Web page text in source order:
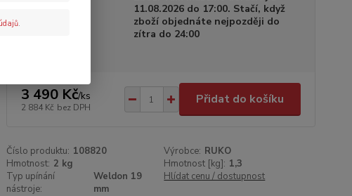
11.08.2026 do 17:00. Stačí, když
zboží objednáte nejpozději do
zítra do 24:00
3 490 Kč/ks
2 884 Kč bez DPH
Přidat do košíku
Číslo produktu: 108820 Výrobce: RUKO
Hmotnost: 2 kg Hmotnost [kg]: 1,3
Typ upínání
nástroje:
Weldon 19
mm
Hlídat cenu / dostupnost
.